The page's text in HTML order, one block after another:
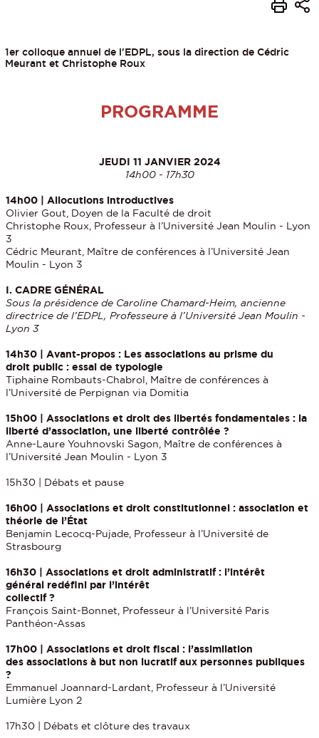
1er colloque annuel de l'EDPL, sous la direction de Cédric
Meurant et Christophe Roux
PROGRAMME
JEUDI 11 JANVIER 2024
14h00 - 17h30
14h00 | Allocutions introductives
Olivier Gout, Doyen de la Faculté de droit
Christophe Roux, Professeur à l’Université Jean Moulin - Lyon
3
Cédric Meurant, Maître de conférences à l’Université Jean
Moulin - Lyon 3
I. CADRE GÉNÉRAL
Sous la présidence de Caroline Chamard-Heim, ancienne
directrice de l’EDPL, Professeure à l’Université Jean Moulin -
Lyon 3
14h30 | Avant-propos : Les associations au prisme du
droit public : essai de typologie
Tiphaine Rombauts-Chabrol, Maître de conférences à
l’Université de Perpignan via Domitia
15h00 | Associations et droit des libertés fondamentales : la
liberté d’association, une liberté contrôlée ?
Anne-Laure Youhnovski Sagon, Maître de conférences à
l’Université Jean Moulin - Lyon 3
15h30 | Débats et pause
16h00 | Associations et droit constitutionnel : association et
théorie de l’État
Benjamin Lecocq-Pujade, Professeur à l’Université de
Strasbourg
16h30 | Associations et droit administratif : l’intérêt
général redéfini par l’intérêt
collectif ?
François Saint-Bonnet, Professeur à l’Université Paris
Panthéon-Assas
17h00 | Associations et droit fiscal : l’assimilation
des associations à but non lucratif aux personnes publiques
?
Emmanuel Joannard-Lardant, Professeur à l’Université
Lumière Lyon 2
17h30 | Débats et clôture des travaux